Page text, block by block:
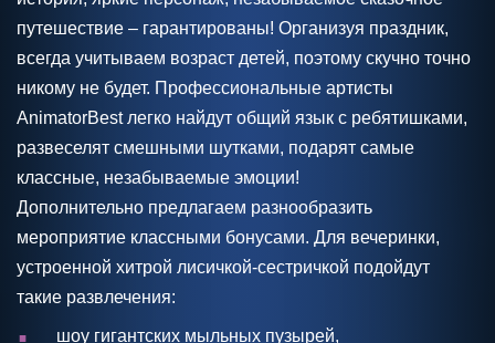
путешествие – гарантированы! Организуя праздник,
всегда учитываем возраст детей, поэтому скучно точно
никому не будет. Профессиональные артисты
AnimatorBest легко найдут общий язык с ребятишками,
развеселят смешными шутками, подарят самые
классные, незабываемые эмоции!
Дополнительно предлагаем разнообразить
мероприятие классными бонусами. Для вечеринки,
устроенной хитрой лисичкой-сестричкой подойдут
такие развлечения:
. шоу гигантских мыльных пузырей,